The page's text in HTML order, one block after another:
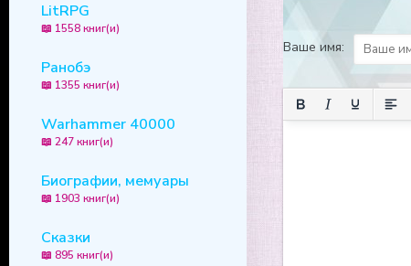
LitRPG
📖 1558 книг(и)
Ранобэ
📖 1355 книг(и)
Warhammer 40000
📖 247 книг(и)
Биографии, мемуары
📖 1903 книг(и)
Сказки
📖 895 книг(и)
Ваше имя: